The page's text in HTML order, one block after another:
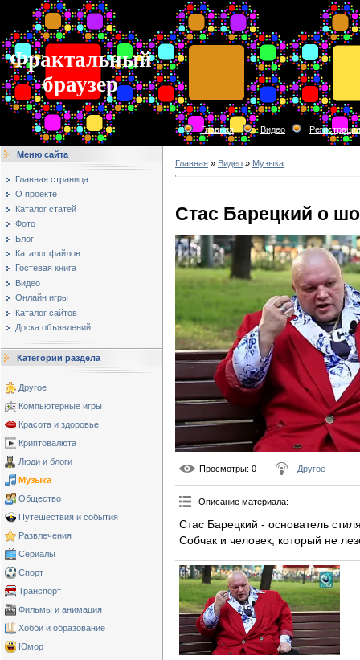
Фрактальный
браузер
Главная Видео Регистрация
Меню сайта
Главная страница
О проекте
Каталог статей
Фото
Блог
Каталог файлов
Гостевая книга
Видео
Онлайн игры
Каталог сайтов
Доска объявлений
Категории раздела
Другое
Компьютерные игры
Красота и здоровье
Криптовалюта
Люди и блоги
Музыка
Общество
Путешествия и события
Развлечения
Сериалы
Спорт
Транспорт
Фильмы и анимация
Хобби и образование
Юмор
Главная » Видео » Музыка
Стас Барецкий о
Просмотры: 0 Другое
Описание материала:
Стас Барецкий - основатель
Собчак и человек, который не